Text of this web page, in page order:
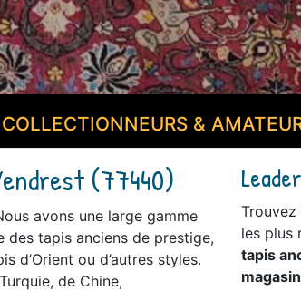
&
(77440)
avons une large gamme
tapis anciens de prestige,
d’Orient ou d’autres styles.
de Chine,
les plus
tapis
magasin